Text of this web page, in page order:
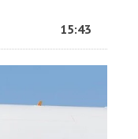
15:43